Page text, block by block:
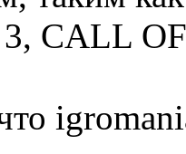
CALL